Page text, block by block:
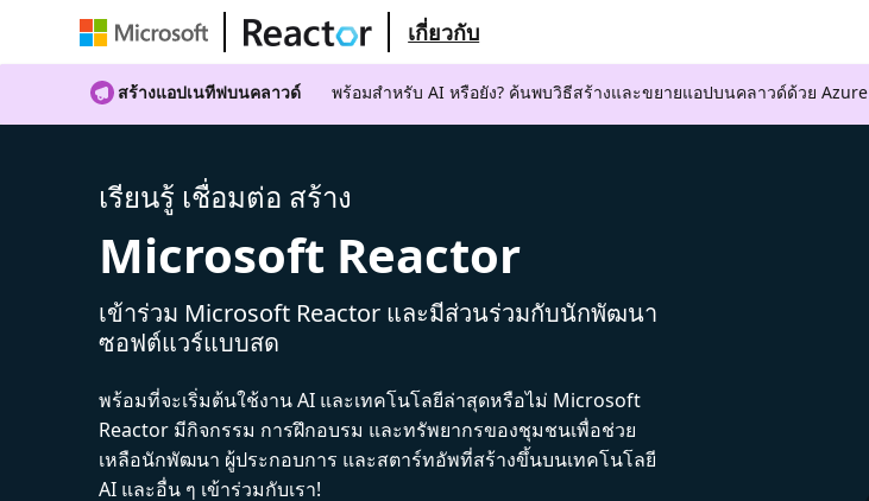
เกี่ยวกับ
สร้างแอปเนทีฟบนคลาวด์ พร้อมสําหรับ AI หรือยัง? ค้นพบวิธีสร้างและขยายแอปบนคลาวด์ด้วย Azure
เรียนรู้ เชื่อมต่อ สร้าง
Microsoft Reactor
เข้าร่วม Microsoft Reactor และมีส่วนร่วมกับนักพัฒนา
ซอฟต์แวร์แบบสด
พร้อมที่จะเริ่มต้นใช้งาน AI และเทคโนโลยีล่าสุดหรือไม่ Microsoft
Reactor มีกิจกรรม การฝึกอบรม และทรัพยากรของชุมชนเพื่อช่วย
เหลือนักพัฒนา ผู้ประกอบการ และสตาร์ทอัพที่สร้างขึ้นบนเทคโนโลยี
AI และอื่น ๆ เข้าร่วมกับเรา!